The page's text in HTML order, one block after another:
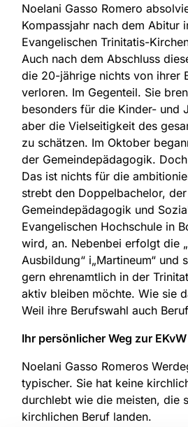
Noelani Gasso Romero
Kompassjahr nach dem Abitur
Evangelischen Trinitatis-
Auch nach dem Abschluss
die 20-jährige nichts von ihrer
verloren. Im Gegenteil. Sie
besonders für die Kinder- und
aber die Vielseitigkeit des
zu schätzen. Im Oktober
der Gemeindepädagogik.
Das ist nichts für die
strebt den Doppelbachelor,
Gemeindepädagogik und
Evangelischen Hochschule in
wird, an. Nebenbei erfolgt die
Ausbildung“ i„Martineum“ und
gern ehrenamtlich in der
aktiv bleiben möchte. Wie sie
Weil ihre Berufswahl auch
Ihr persönlicher Weg zur EKvW
Noelani Gasso Romeros
typischer. Sie hat keine
durchlebt wie die meisten, die
kirchlichen Beruf landen.